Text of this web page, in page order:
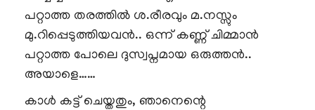
പറ്റാത്ത തരത്തിൽ ശ.രീരവും മ.നസ്സും
മു.റിപ്പെടുത്തിയവൻ.. ഒന്ന് കണ്ണ് ചിമ്മാൻ
പറ്റാത്ത പോലെ ദുസ്വപ്നമായ ഒരുത്തൻ..
അയാളെ……
കാൾ കട്ട് ചെയ്തതും, ഞാനെന്റെ